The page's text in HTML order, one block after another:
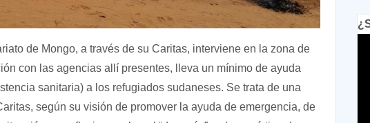
de Mongo, a través de su Caritas, interviene en la zona de
con las agencias allí presentes, lleva un mínimo de ayuda
sanitaria) a los refugiados sudaneses. Se trata de una
según su visión de promover la ayuda de emergencia, de